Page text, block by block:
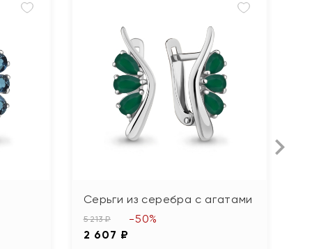
Серьги из серебра с агатами
5 213 ₽
2 607 ₽
-50%